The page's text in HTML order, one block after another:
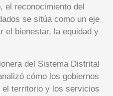
el reconocimiento del
se sitúa como un eje
el bienestar, la equidad y
del Sistema Distrital
cómo los gobiernos
el territorio y los servicios